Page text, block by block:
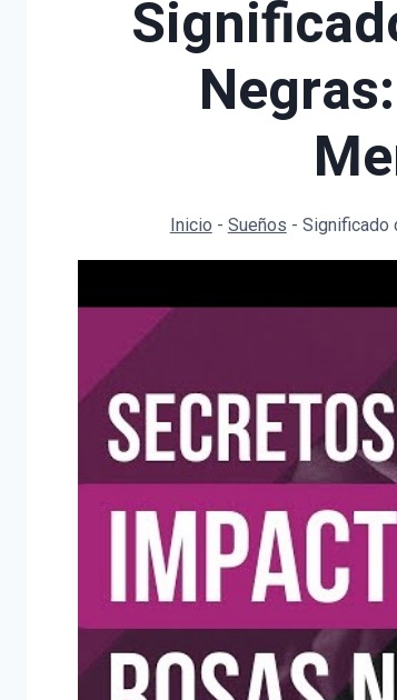
Inicio - Sueños - Significado